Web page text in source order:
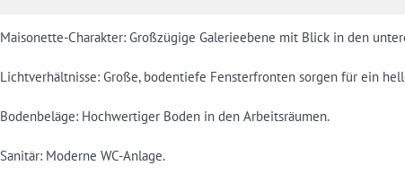
Maisonette-Charakter: Großzügige Galerieebene mit Blick in den
Lichtverhältnisse­: Große, bodentiefe Fensterfronten sorgen für ein
Bodenbeläge: Hochwertiger Boden in den Arbeitsräumen.
Sanitär: Moderne WC-Anlage.